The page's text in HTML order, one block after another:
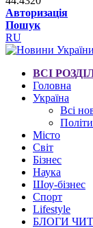
Авторизація
Пошук
RU
ВСІ
Головна
Україна
Всі
Місто
Світ
Бізнес
Наука
Шоу-бізнес
Спорт
Lifestyle
БЛОГИ